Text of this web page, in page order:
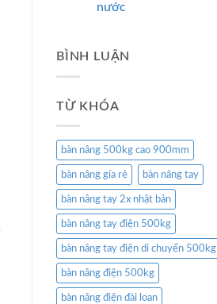
nước
BÌNH LUẬN
TỪ KHÓA
bàn nâng 500kg cao 900mm
bàn nâng gía rẻ bàn nâng tay
bàn nâng tay 2x nhật bản
bàn nâng tay điện 500kg
bàn nâng tay điện di chuyển 500kg
bàn nâng điện 500kg
bàn nâng điện đài loan